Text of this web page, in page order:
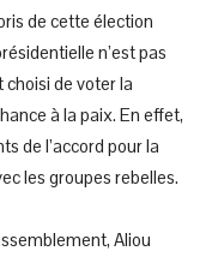
de cette élection
n’est pas
de voter la
à la paix. En effet,
de l’accord pour la
les groupes rebelles.
Aliou